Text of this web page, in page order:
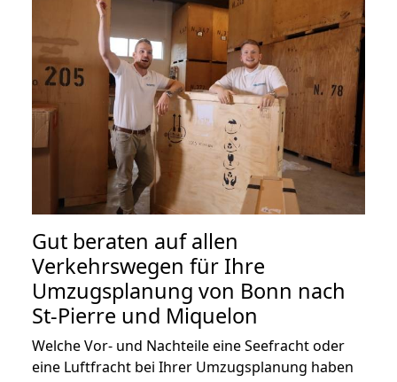
Gut beraten auf allen
Verkehrswegen für Ihre
Umzugsplanung von Bonn nach
St-Pierre und Miquelon
Welche Vor- und Nachteile eine Seefracht oder
eine Luftfracht bei Ihrer Umzugsplanung haben